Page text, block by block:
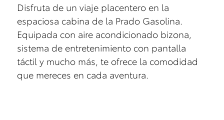
Disfruta de un viaje placentero en la
espaciosa cabina de la Prado Gasolina.
Equipada con aire acondicionado bizona,
sistema de entretenimiento con pantalla
táctil y mucho más, te ofrece la comodidad
que mereces en cada aventura.